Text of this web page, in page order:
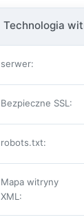
Technologia
serwer:
Bezpieczne SSL:
robots.txt:
Mapa witryny
XML: